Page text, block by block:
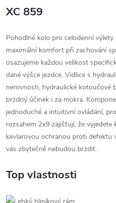
XC 859
Pohodlné kolo pro celodenní
maximální komfort při zachování
osazujeme každou velikost
dané výšce jezdce. Vidlice s
nerovnosti, hydraulické kotoučové
brzdný účinek i za mokra.
jednoduché a intuitivní ovládání,
rozsahem 2x9 zajišťují, že vyjedete
kevlarovou ochranou proti defektu
vás zbytečně nebudou brzdit.
Top vlastnosti